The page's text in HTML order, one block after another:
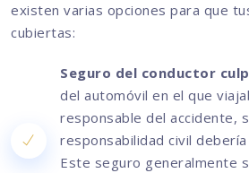
existen varias opciones para que
cubiertas:
Seguro del conductor
del automóvil en el que
responsable del accidente,
responsabilidad civil
Este seguro generalmente